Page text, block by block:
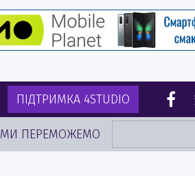
ПІДТРИМКА 4STUDIO
МИ ПЕРЕМОЖЕМО